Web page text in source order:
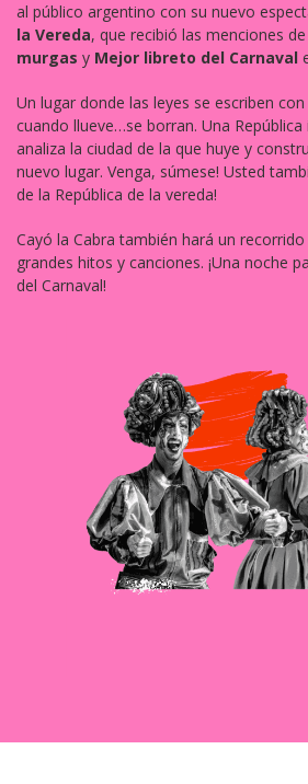
al público argentino con su nuevo
la Vereda, que recibió las menciones de
murgas y Mejor libreto del Carnaval
Un lugar donde las leyes se escriben
cuando llueve…se borran. Una
analiza la ciudad de la que huye y
nuevo lugar. Venga, súmese! Usted
de la República de la vereda!
Cayó la Cabra también hará un
grandes hitos y canciones. ¡Una noche
del Carnaval!